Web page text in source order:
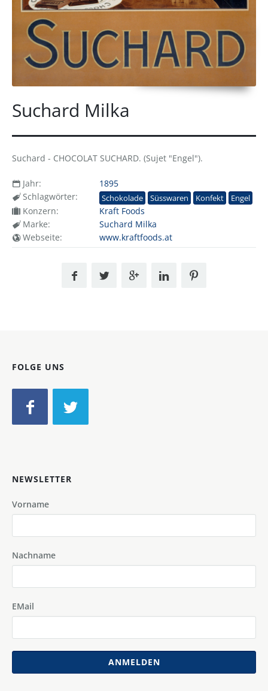
Suchard Milka
Suchard - CHOCOLAT SUCHARD. (Sujet "Engel").
Jahr:
1895
Schlagwörter:
Schokolade Süsswaren Konfekt Engel
Konzern:
Kraft Foods
Marke:
Suchard Milka
Webseite:
www.kraftfoods.at
FOLGE UNS
NEWSLETTER
Vorname
Nachname
EMail
ANMELDEN